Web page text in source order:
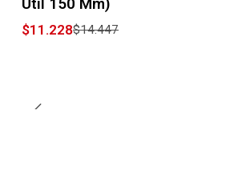
Util 150 Mm)
$11.228$14.447